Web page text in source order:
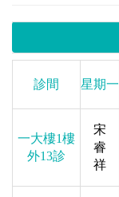
診間 星期一
一大樓1樓
外13診
宋
睿
祥